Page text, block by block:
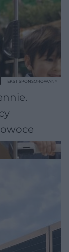
TEKST SPONSOROWANY